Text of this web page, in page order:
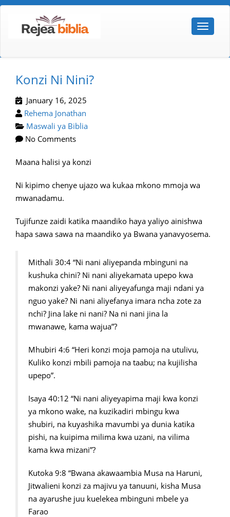
Konzi Ni Nini?
January 16, 2025
Rehema Jonathan
Maswali ya Biblia
No Comments
Maana halisi ya konzi
Ni kipimo chenye ujazo wa kukaa mkono mmoja wa
mwanadamu.
Tujifunze zaidi katika maandiko haya yaliyo ainishwa
hapa sawa sawa na maandiko ya Bwana yanavyosema.
Mithali 30:4 “Ni nani aliyepanda mbinguni na
kushuka chini? Ni nani aliyekamata upepo kwa
makonzi yake? Ni nani aliyeyafunga maji ndani ya
nguo yake? Ni nani aliyefanya imara ncha zote za
nchi? Jina lake ni nani? Na ni nani jina la
mwanawe, kama wajua”?
Mhubiri 4:6 “Heri konzi moja pamoja na utulivu,
Kuliko konzi mbili pamoja na taabu; na kujilisha
upepo”.
Isaya 40:12 “Ni nani aliyeyapima maji kwa konzi
ya mkono wake, na kuzikadiri mbingu kwa
shubiri, na kuyashika mavumbi ya dunia katika
pishi, na kuipima milima kwa uzani, na vilima
kama kwa mizani”?
Kutoka 9:8 “Bwana akawaambia Musa na Haruni,
Jitwalieni konzi za majivu ya tanuuni, kisha Musa
na ayarushe juu kuelekea mbinguni mbele ya
Farao